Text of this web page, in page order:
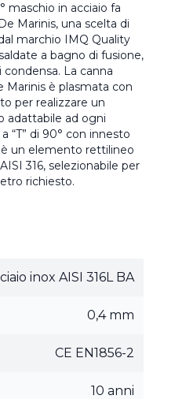
maschio in acciaio fa
Marinis, una scelta di
marchio IMQ Quality
a bagno di fusione,
condensa. La canna
Marinis è plasmata con
per realizzare un
adattabile ad ogni
“T” di 90° con innesto
un elemento rettilineo
316, selezionabile per
richiesto.
inox AISI 316L BA
0,4 mm
CE EN1856-2
10 anni